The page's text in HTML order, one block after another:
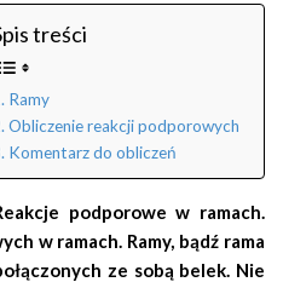
treści
Ramy
Obliczenie reakcji podporowych
Komentarz do obliczeń
podporowe w ramach.
w ramach. Ramy, bądź rama
ze sobą belek. Nie